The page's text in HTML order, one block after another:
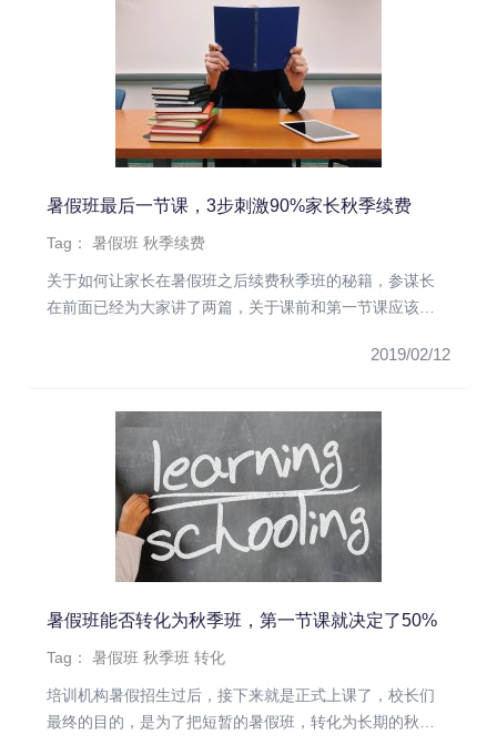
暑假班最后一节课，3步刺激90%家长秋季续费
Tag：暑假班 秋季续费
关于如何让家长在暑假班之后续费秋季班的秘籍，参谋长
在前面已经为大家讲了两篇，关于课前和第一节课应该怎
2019/02/12
暑假班能否转化为秋季班，第一节课就决定了50%
Tag：暑假班 秋季班 转化
培训机构暑假招生过后，接下来就是正式上课了，校长们
最终的目的，是为了把短暂的暑假班，转化为长期的秋季